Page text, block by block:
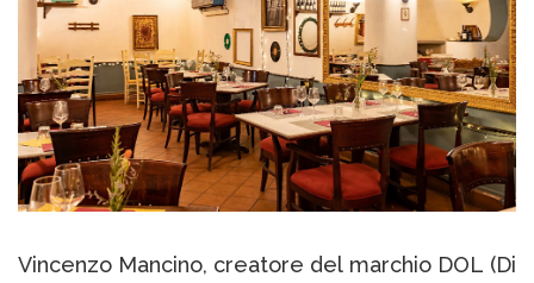
Vincenzo Mancino, creatore del marchio DOL (Di